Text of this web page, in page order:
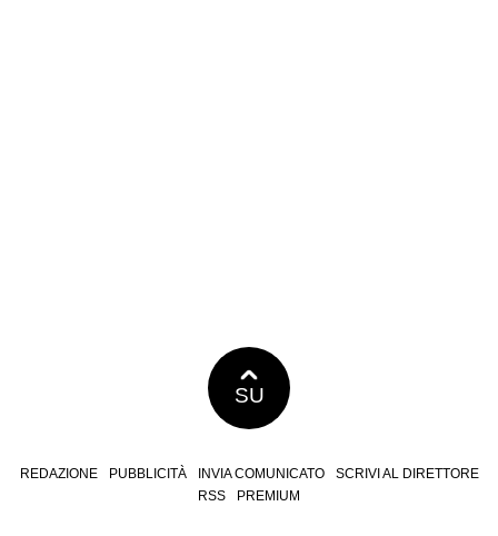
SU
REDAZIONE PUBBLICITÀ INVIA COMUNICATO
SCRIVI AL DIRETTORE
RSS
PREMIUM